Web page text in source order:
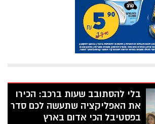
בלי להסתובב שעות ברכב: הכירו
את האפליקציה שתעשה לכם סדר
בפסטיבל הכי אדום בארץ